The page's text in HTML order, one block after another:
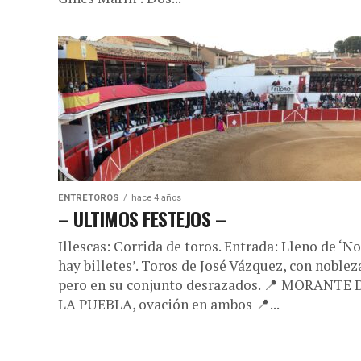
ENTRETOROS hace 4 años
– ULTIMOS FESTEJOS –
Illescas: Corrida de toros. Entrada: Lleno de ‘No
hay billetes’. Toros de José Vázquez, con
pero en su conjunto desrazados. 📍 MORANTE
LA PUEBLA, ovación en ambos 📍...